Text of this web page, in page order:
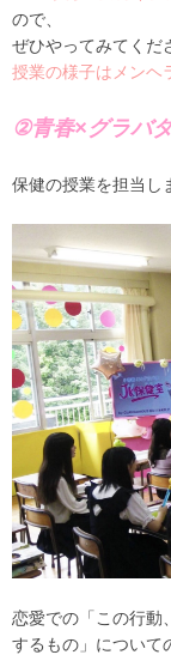
ので、
ぜひやってみてく
授業の様子はメンヘ
②青春×グラバ
保健の授業を担当し
恋愛での「この行動
するもの」について